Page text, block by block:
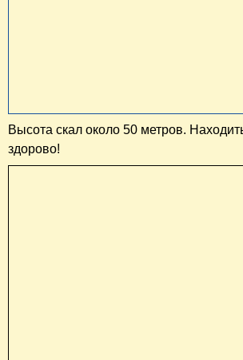
Высота скал около 50 метров.
здорово!